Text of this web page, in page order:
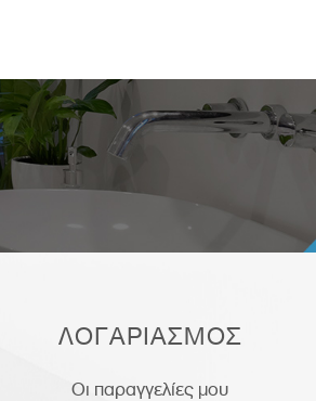
ΛΟΓΑΡΙΑΣΜΟΣ
Οι παραγγελίες μου